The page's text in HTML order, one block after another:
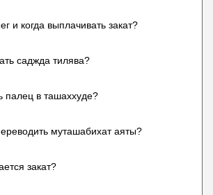
и когда выплачивать закат?
саджда тилява?
палец в ташаххуде?
муташабихат аяты?
закат?